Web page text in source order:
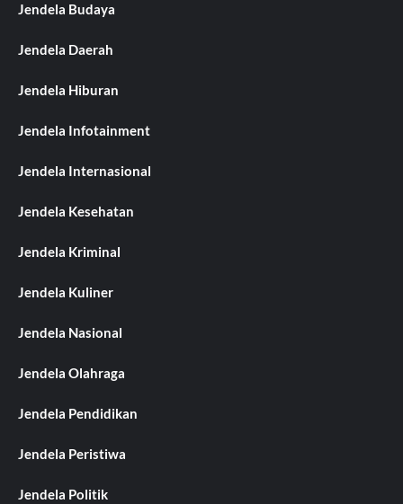
Jendela Budaya
Jendela Daerah
Jendela Hiburan
Jendela Infotainment
Jendela Internasional
Jendela Kesehatan
Jendela Kriminal
Jendela Kuliner
Jendela Nasional
Jendela Olahraga
Jendela Pendidikan
Jendela Peristiwa
Jendela Politik